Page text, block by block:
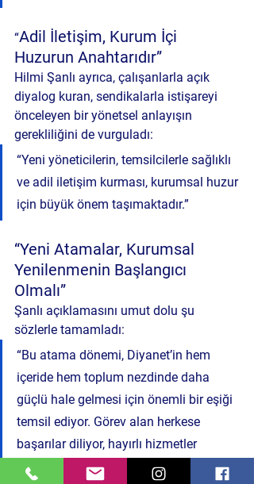
“Adil İletişim, Kurum İçi
Huzurun Anahtarıdır”
Hilmi Şanlı ayrıca, çalışanlarla açık
diyalog kuran, sendikalarla istişareyi
önceleyen bir yönetsel anlayışın
gerekliliğini de vurguladı:
“Yeni yöneticilerin, temsilcilerle sağlıklı
ve adil iletişim kurması, kurumsal huzur
için büyük önem taşımaktadır.”
“Yeni Atamalar, Kurumsal
Yenilenmenin Başlangıcı
Olmalı”
Şanlı açıklamasını umut dolu şu
sözlerle tamamladı:
“Bu atama dönemi, Diyanet’in hem
içeride hem toplum nezdinde daha
güçlü hale gelmesi için önemli bir eşiği
temsil ediyor. Görev alan herkese
başarılar diliyor, hayırlı hizmetler
temenni ediyoruz.”